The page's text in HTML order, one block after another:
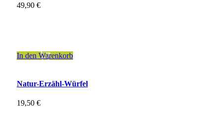
49,90 €
In den Warenkorb
Natur-Erzähl-Würfel
19,50 €